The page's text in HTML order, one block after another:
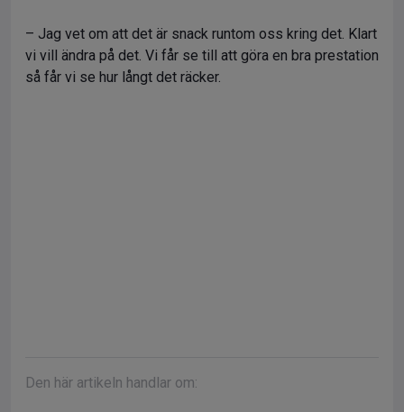
– Jag vet om att det är snack runtom oss kring det. Klart
vi vill ändra på det. Vi får se till att göra en bra prestation
så får vi se hur långt det räcker.
Den här artikeln handlar om: